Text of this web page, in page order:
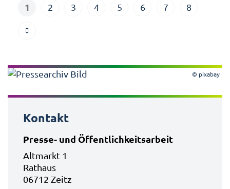
1 2 3 4 5 6 7 8
© pixabay
Kontakt
Presse- und Öffentlichkeitsarbeit
Altmarkt 1
Rathaus
06712 Zeitz